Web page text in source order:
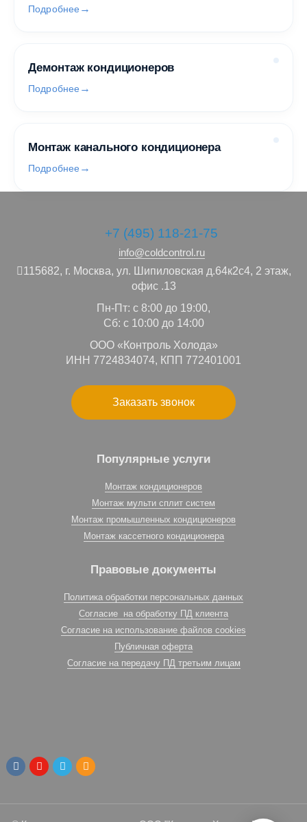
Подробнее
Демонтаж кондиционеров
Подробнее
Монтаж канального кондиционера
Подробнее
+7 (495) 118-21-75
info@coldcontrol.ru
115682, г. Москва, ул. Шипиловская д.64к2с4, 2 этаж,
офис .13
Пн-Пт: с 8:00 до 19:00,
Сб: с 10:00 до 14:00
ООО «Контроль Холода»
ИНН 7724834074, КПП 772401001
Заказать звонок
Популярные услуги
Монтаж кондиционеров
Монтаж мульти сплит систем
Монтаж промышленных кондиционеров
Монтаж кассетного кондиционера
Правовые документы
Политика обработки персональных данных
Согласие на обработку ПД клиента
Согласие на использование файлов cookies
Публичная оферта
Согласие на передачу ПД третьим лицам